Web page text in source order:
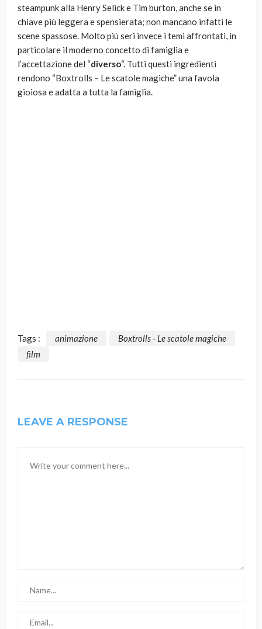
steampunk alla Henry Selick e Tim burton, anche se in
chiave più leggera e spensierata; non mancano infatti le
scene spassose. Molto più seri invece i temi affrontati, in
particolare il moderno concetto di famiglia e
l’accettazione del “diverso“. Tutti questi ingredienti
rendono “Boxtrolls – Le scatole magiche” una favola
gioiosa e adatta a tutta la famiglia.
Tags : animazione
Boxtrolls - Le scatole magiche
film
LEAVE A RESPONSE